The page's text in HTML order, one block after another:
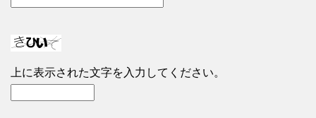
上に表示された文字を入力してください。